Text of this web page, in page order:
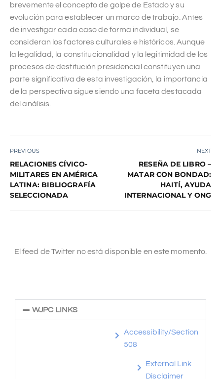
brevemente el concepto de golpe de Estado y su
evolución para establecer un marco de trabajo. Antes
de investigar cada caso de forma individual, se
consideran los factores culturales e históricos. Aunque
la legalidad, la constitucionalidad y la legitimidad de los
procesos de destitución presidencial constituyen una
parte significativa de esta investigación, la importancia
de la perspectiva sigue siendo una faceta destacada
del análisis.
PREVIOUS
RELACIONES CÍVICO-
MILITARES EN AMÉRICA
LATINA: BIBLIOGRAFÍA
SELECCIONADA
NEXT
RESEÑA DE LIBRO –
MATAR CON BONDAD:
HAITÍ, AYUDA
INTERNACIONAL Y ONG
El feed de Twitter no está disponible en este momento.
WJPC LINKS
Accessibility/Section
508
External Link
Disclaimer